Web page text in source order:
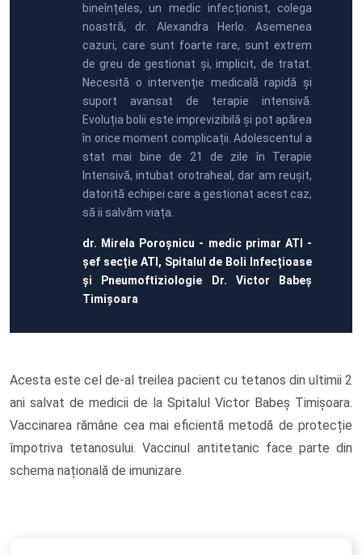
bineînțeles, un medic infecționist, colega
noastră, dr. Alexandra Herlo. Asemenea
cazuri, care sunt foarte rare, sunt extrem
de greu de gestionat și, implicit, de tratat.
Necesită o intervenție medicală rapidă și
suport avansat de terapie intensivă.
Evoluția bolii este imprevizibilă și pot apărea
în orice moment complicații. Adolescentul a
stat mai bine de 21 de zile în Terapie
Intensivă, intubat orotraheal, dar am reușit,
datorită echipei care a gestionat acest caz,
să ii salvăm viața.
dr. Mirela Poroșnicu - medic primar ATI -
șef secție ATI, Spitalul de Boli Infecțioase
și Pneumoftiziologie Dr. Victor Babeș
Timișoara
Acesta este cel de-al treilea pacient cu tetanos din ultimii 2
ani salvat de medicii de la Spitalul Victor Babeș Timișoara.
Vaccinarea rămâne cea mai eficientă metodă de protecție
împotriva tetanosului. Vaccinul antitetanic face parte din
schema națională de imunizare.